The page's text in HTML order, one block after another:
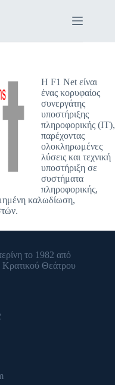
Η F1 Net είναι
ένας κορυφαίος
συνεργάτης
υποστήριξης
πληροφορικής (IT),
παρέχοντας
ολοκληρωμένες
λύσεις και τεχνική
υποστήριξη σε
συστήματα
πληροφορικής,
καλωδίωση,
το 1982 από
Κρατικού Θεάτρου